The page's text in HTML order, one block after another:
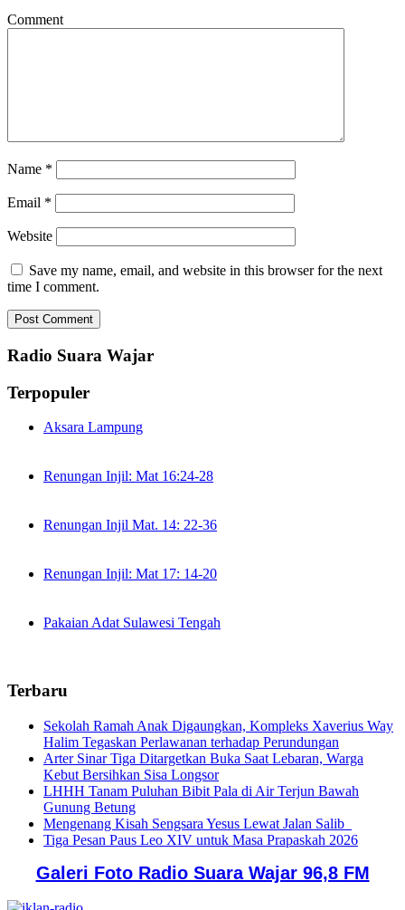
Comment
Name *
Email *
Website
Save my name, email, and website in this browser for the next
time I comment.
Radio Suara Wajar
Terpopuler
Aksara Lampung
Renungan Injil: Mat 16:24-28
Renungan Injil Mat. 14: 22-36
Renungan Injil: Mat 17: 14-20
Pakaian Adat Sulawesi Tengah
Terbaru
Sekolah Ramah Anak Digaungkan, Kompleks Xaverius Way
Halim Tegaskan Perlawanan terhadap Perundungan
Arter Sinar Tiga Ditargetkan Buka Saat Lebaran, Warga
Kebut Bersihkan Sisa Longsor
LHHH Tanam Puluhan Bibit Pala di Air Terjun Bawah
Gunung Betung
Mengenang Kisah Sengsara Yesus Lewat Jalan Salib
Tiga Pesan Paus Leo XIV untuk Masa Prapaskah 2026
Galeri Foto Radio Suara Wajar 96,8 FM